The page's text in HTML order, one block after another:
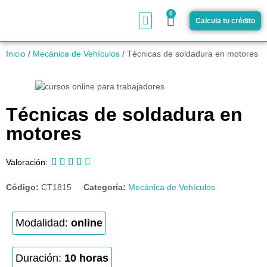
0
Calcula tu crédito
Inicio / Mecánica de Vehículos / Técnicas de soldadura en motores
Técnicas de soldadura en
motores
Valoración:     
Código: CT1815 Categoría: Mecánica de Vehículos
Modalidad: online
Duración: 10 horas